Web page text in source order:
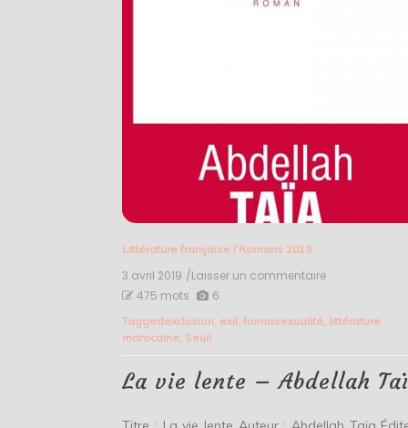
Littérature française / Romans 2019
3 avril 2019 /Laisser un commentaire
lente
Taïa
475 mots 6
Taggedexclusion, exil, homosexualité, littérature
marocaine, Seuil
La vie lente – Abdellah